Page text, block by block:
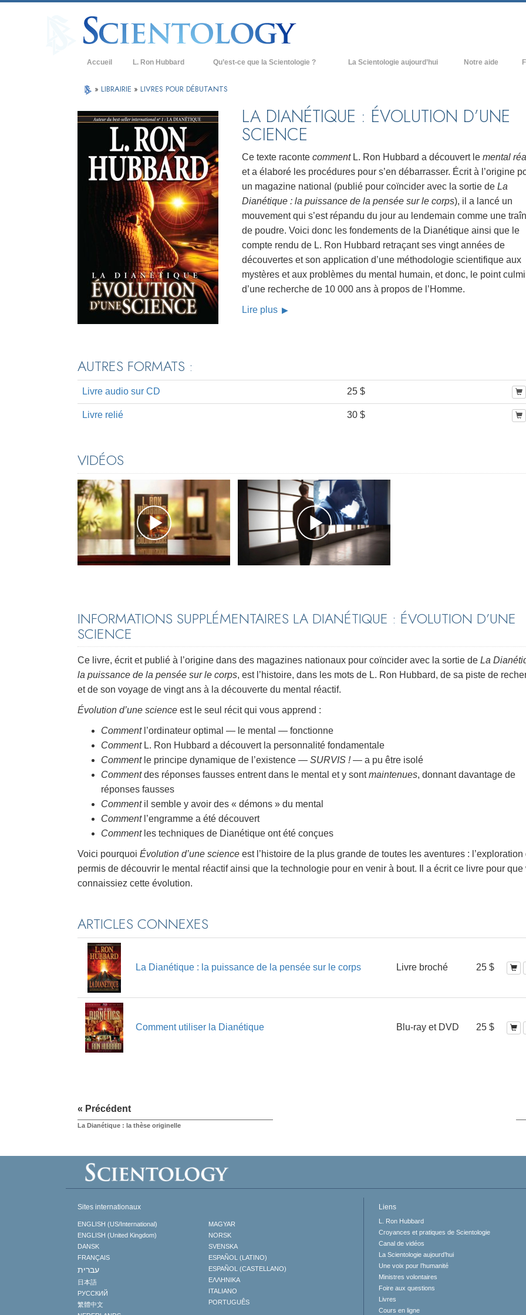
Accueil L. Ron Hubbard Qu’est-ce que la Scientologie ?
Croyances et pratiques
Credos et Codes de Scientologie
Les scientologues et la Scientologie
Rencontrez un scientologue
À l’intérieur d’une église
Les principes de base de la Scientologie
La Dianétique : Une introduction
Amour et haine –
Qu’est-ce que la grandeur ?
La Scientologie aujourd’hui
Nouvelles Églises de Scientologie
Freewinds
Apporter la Scientologie au monde
entier
David Miscavige - Chef ecclésiastique
de la Scientologie
Notre aide
À
» LIBRAIRIE » LIVRES POUR DÉBUTANTS
LA DIANÉTIQUE : ÉVOLUTION D’UNE
SCIENCE
Ce texte raconte commentL. Ron Hubbard a découvert le mental
et a élaboré les procédures pour s’en débarrasser. Écrit à l’origine
un magazine national (publié pour coïncider avec la sortie de La
Dianétique : la puissance de la pensée sur le corps), il a lancé un
mouvement qui s’est répandu du jour au lendemain comme une
de poudre. Voici donc les fondements de la Dianétique ainsi que le
compte rendu de L. Ron Hubbard retraçant ses vingt années de
découvertes et son application d’une méthodologie scientifique aux
mystères et aux problèmes du mental humain, et donc, le point
d’une recherche de 10 000 ans à propos de l’Homme.
Lire plus
AUTRES FORMATS :
Livre audio sur CD 25 $
Livre relié 30 $
VIDÉOS
INFORMATIONS SUPPLÉMENTAIRES LA DIANÉTIQUE : ÉVOLUTION D’UNE
SCIENCE
Ce livre, écrit et publié à l’origine dans des magazines nationaux pour coïncider avec la sortie de La
la puissance de la pensée sur le corps, est l’histoire, dans les mots de L. Ron Hubbard, de sa piste de
et de son voyage de vingt ans à la découverte du mental réactif.
Évolution d’une science est le seul récit qui vous apprend :
Commentl’ordinateur optimal — le mental — fonctionne
CommentL. Ron Hubbard a découvert la personnalité fondamentale
Commentle principe dynamique de l’existence — SURVIS !— a pu être isolé
Commentdes réponses fausses entrent dans le mental et y sontmaintenues, donnant davantage de
réponses fausses
Commentil semble y avoir des « démons » du mental
Commentl’engramme a été découvert
Commentles techniques de Dianétique ont été conçues
Voici pourquoi Évolution d’une science est l’histoire de la plus grande de toutes les aventures : l’exploration
permis de découvrir le mental réactif ainsi que la technologie pour en venir à bout. Il a écrit ce livre pour que
connaissiez cette évolution.
ARTICLES CONNEXES
La Dianétique : la puissance de la pensée sur le corps Livre broché 25 $
Comment utiliser la Dianétique Blu-ray et DVD 25 $
« Précédent
La Dianétique : la thèse originelle
Sites internationaux
ENGLISH (US/International)
ENGLISH (United Kingdom)
DANSK
FRANÇAIS
עברית
日本語
РУССКИЙ
繁體中文
MAGYAR
NORSK
SVENSKA
ESPAÑOL (LATINO)
ESPAÑOL (CASTELLANO)
ΕΛΛΗΝΙΚA
ITALIANO
PORTUGUÊS
Liens
L. Ron Hubbard
Croyances et pratiques de Scientologie
Canal de vidéos
La Scientologie aujourd’hui
Une voix pour l’humanité
Ministres volontaires
Foire aux questions
Livres
Cours en ligne